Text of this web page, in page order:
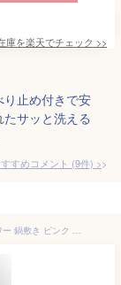
庫を楽天でチェック >>
止め付きで安
サッと洗える
すめコメント (9件) >
＜メール便 送料無料＞trivet Flower トリベット フラワー 鍋敷き ピンク 7680 natura ナチュラ 山崎実業【鍋敷/鍋しき/なべしき/鍋布き/ナベ敷き/シリコン/ポットスタンド/ポットマット/耐熱/キッチン/雑貨/小物/おしゃれ/かわいい/yamazaki】